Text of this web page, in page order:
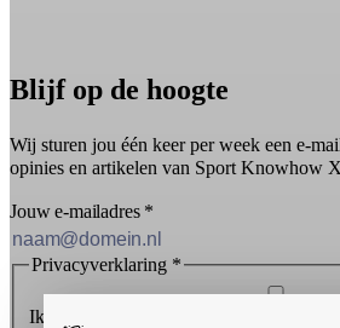
Blijf op de hoogte
Wij sturen jou één keer per week een e-
opinies en artikelen van Sport Knowhow
Jouw e-mailadres *
Privacyverklaring *
Ik ontvang graag de nieuwsbrief en ga